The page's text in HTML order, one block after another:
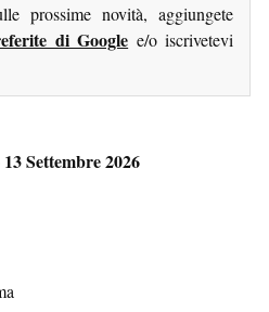
prossime novità, aggiungete
di Google e/o iscrivetevi
Settembre 2026